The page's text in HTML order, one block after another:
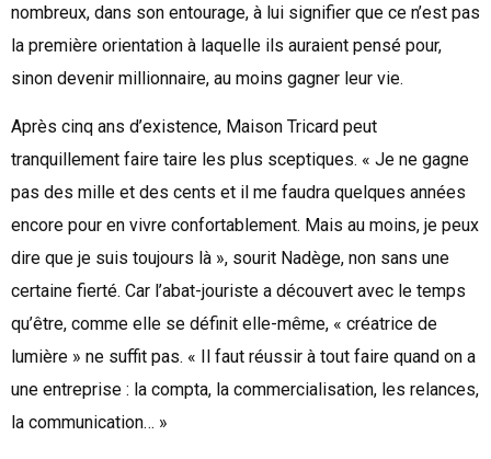
nombreux, dans son entourage, à lui signifier que ce n’est pas
la première orientation à laquelle ils auraient pensé pour,
sinon devenir millionnaire, au moins gagner leur vie.
Après cinq ans d’existence, Maison Tricard peut
tranquillement faire taire les plus sceptiques. « Je ne gagne
pas des mille et des cents et il me faudra quelques années
encore pour en vivre confortablement. Mais au moins, je peux
dire que je suis toujours là », sourit Nadège, non sans une
certaine fierté. Car l’abat-jouriste a découvert avec le temps
qu’être, comme elle se définit elle-même, « créatrice de
lumière » ne suffit pas. « Il faut réussir à tout faire quand on a
une entreprise : la compta, la commercialisation, les relances,
la communication… »